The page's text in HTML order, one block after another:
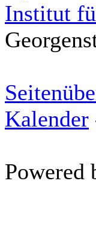
Institut
Kalender
Powered